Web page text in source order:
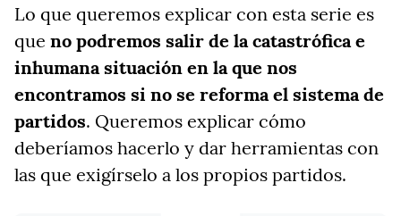
Lo que queremos explicar con esta serie es
que no podremos salir de la catastrófica e
inhumana situación en la que nos
encontramos si no se reforma el sistema de
partidos. Queremos explicar cómo
deberíamos hacerlo y dar herramientas con
las que exigírselo a los propios partidos.